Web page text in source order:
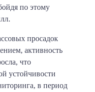
по этому
просадок
активность
что
устойчивости
в период